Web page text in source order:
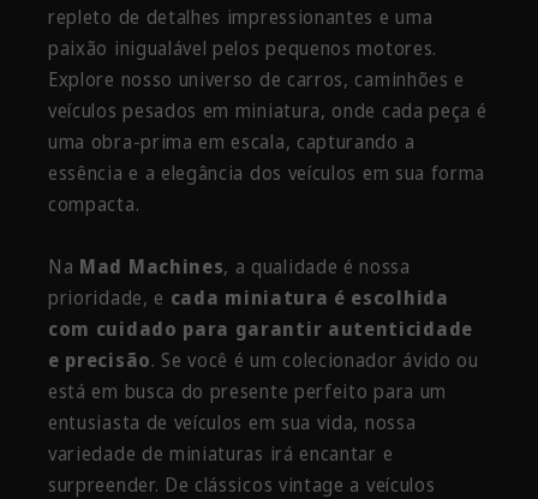
repleto de detalhes impressionantes e uma
paixão inigualável pelos pequenos motores.
Explore nosso universo de carros, caminhões e
veículos pesados em miniatura, onde cada peça é
uma obra-prima em escala, capturando a
essência e a elegância dos veículos em sua forma
compacta.
Na Mad Machines, a qualidade é nossa
prioridade, e cada miniatura é escolhida
com cuidado para garantir autenticidade
e precisão. Se você é um colecionador ávido ou
está em busca do presente perfeito para um
entusiasta de veículos em sua vida, nossa
variedade de miniaturas irá encantar e
surpreender. De clássicos vintage a veículos